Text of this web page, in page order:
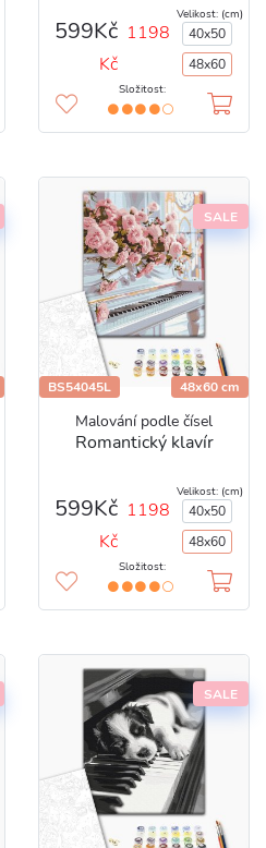
599Kč 1198
Kč
Velikost: (cm)
40x50
48x60
Složitost:
SALE
BS54045L 48x60 cm
Malování podle čísel
Romantický klavír
599Kč 1198
Kč
Velikost: (cm)
40x50
48x60
Složitost:
SALE